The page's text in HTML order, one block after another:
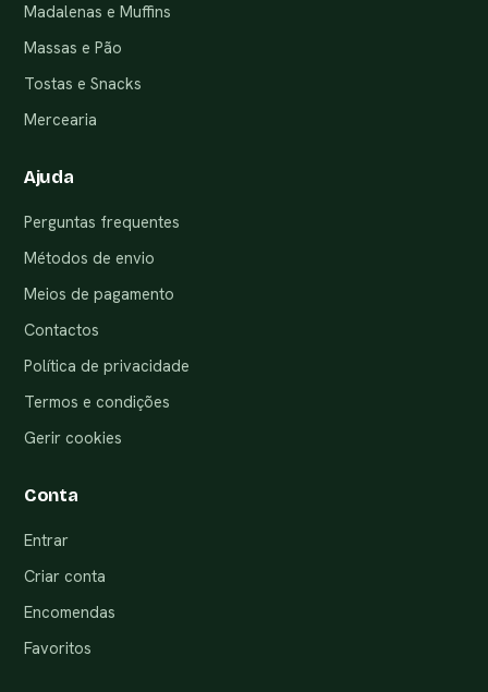
Madalenas e Muffins
Massas e Pão
Tostas e Snacks
Mercearia
Ajuda
Perguntas frequentes
Métodos de envio
Meios de pagamento
Contactos
Política de privacidade
Termos e condições
Gerir cookies
Conta
Entrar
Criar conta
Encomendas
Favoritos